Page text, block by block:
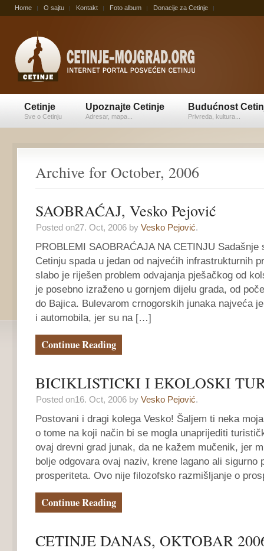
Home O sajtu Kontakt Foto album Donacije za Cetinje
Cetinje
Sve o Cetinju
Upoznajte Cetinje
Adresar, mapa...
Budućnost
Privreda, kultura...
Archive for October, 2006
SAOBRAĆAJ, Vesko Pejović
Posted on27. Oct, 2006 by Vesko Pejović.
PROBLEMI SAOBRAĆAJA NA CETINJU Sadašnje
Cetinju spada u jedan od najvećih infrastrukturnih
slabo je riješen problem odvajanja pješačkog od
je posebno izraženo u gornjem dijelu grada, od
do Bajica. Bulevarom crnogorskih junaka najveća
i automobila, jer su na […]
Continue Reading
BICIKLISTICKI I EKOLOSKI
Posted on16. Oct, 2006 by Vesko Pejović.
Postovani i dragi kolega Vesko! Šaljem ti neka
o tome na koji način bi se mogla unaprijediti
ovaj drevni grad junak, da ne kažem mučenik, jer
bolje odgovara ovaj naziv, krene lagano ali sigurno
prosperiteta. Ovo nije filozofsko razmišljanje o
Continue Reading
CETINJE DANAS, OKTOBAR